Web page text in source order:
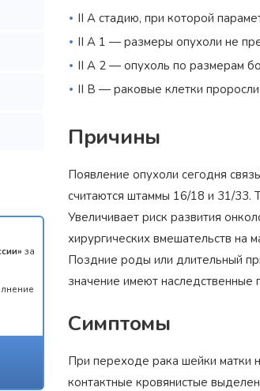
за
Орден«Честь и Слава Великой
России»за заслуги перед
Отечеством
II А стадию, при которой
II А 1 — размеры опухоли не
II А 2 — опухоль по размерам
II В — раковые клетки проросли
Причины
Появление опухоли сегодня
считаются штаммы 16/18 и 31/33.
Увеличивает риск развития
хирургических вмешательств на
Поздние роды или длительный
значение имеют наследственные
Симптомы
При переходе рака шейки матки
контактные кровянистые